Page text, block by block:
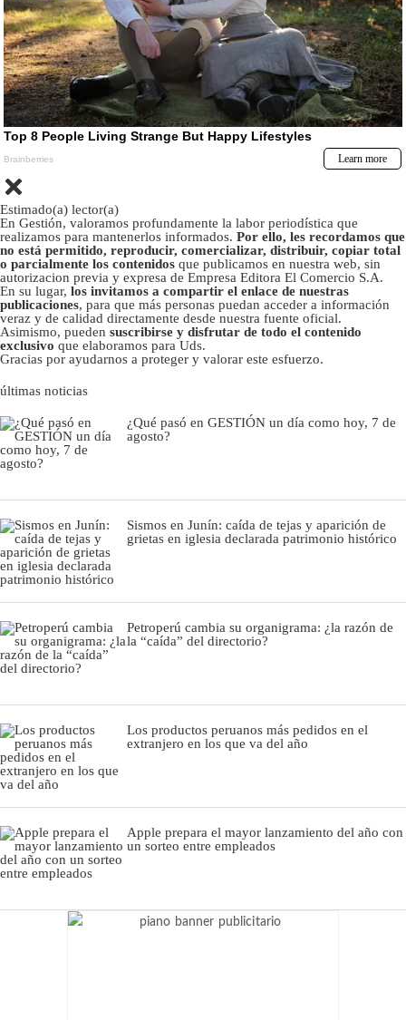
Estimado(a) lector(a)
En Gestión, valoramos profundamente la labor periodística que
realizamos para mantenerlos informados. Por ello, les recordamos que
no está permitido, reproducir, comercializar, distribuir, copiar total
o parcialmente los contenidos que publicamos en nuestra web, sin
autorizacion previa y expresa de Empresa Editora El Comercio S.A.
En su lugar, los invitamos a compartir el enlace de nuestras
publicaciones, para que más personas puedan acceder a información
veraz y de calidad directamente desde nuestra fuente oficial.
Asimismo, pueden suscribirse y disfrutar de todo el contenido
exclusivo que elaboramos para Uds.
Gracias por ayudarnos a proteger y valorar este esfuerzo.
últimas noticias
¿Qué pasó en GESTIÓN un día como hoy, 7 de
agosto?
Sismos en Junín: caída de tejas y aparición de
grietas en iglesia declarada patrimonio histórico
Petroperú cambia su organigrama: ¿la razón de
la “caída” del directorio?
Los productos peruanos más pedidos en el
extranjero en los que va del año
Apple prepara el mayor lanzamiento del año con
un sorteo entre empleados